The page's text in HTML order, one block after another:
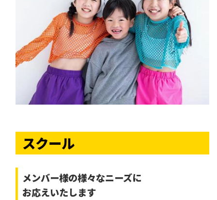
スクール
メンバー様の様々なニーズに
お応えいたします